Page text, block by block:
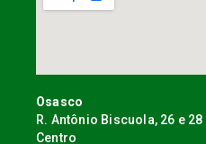
Osasco
R. Antônio Biscuola, 26 e 28
Centro